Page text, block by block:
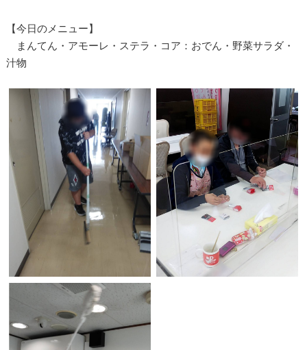
【今日のメニュー】
まんてん・アモーレ・ステラ・コア：おでん・野菜サラダ・
汁物